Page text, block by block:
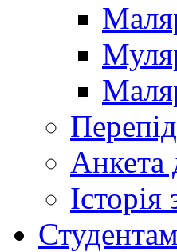
Анкета
Історія
Студентам